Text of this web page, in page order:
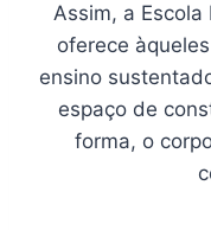
Assim, a
oferece
ensino
espaço de
forma, o